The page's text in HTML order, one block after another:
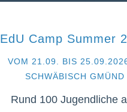
EdU Camp Summer
VOM 21.09. BIS
SCHWÄBISCH GMÜND
Rund 100 Jugendliche